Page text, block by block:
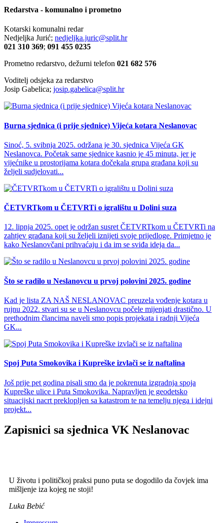
Redarstva - komunalno i prometno
Kotarski komunalni redar
Nedjeljka Jurić; nedjeljka.juric@split.hr
021 310 369; 091 455 0235
Prometno redarstvo, dežurni telefon 021 682 576
Voditelj odsjeka za redarstvo
Josip Gabelica; josip.gabelica@split.hr
Burna sjednica (i prije sjednice) Vijeća kotara Neslanovac
Sinoć, 5. svibnja 2025. održana je 30. sjednica Vijeća GK
Neslanovca. Početak same sjednice kasnio je 45 minuta, jer je
vijećnike u prostorijama kotara dočekala grupa građana koji su
željeli sudjelovati...
ČETVRTkom u ČETVRTi o igralištu u Dolini suza
12. lipnja 2025. opet je održan susret ČETVRTkom u ČETVRTi na
zahtjev građana koji su željeli iznijeti svoje prijedloge. Primjetno je
kako Neslanovčani prihvaćaju i da im se sviđa ideja da...
Što se radilo u Neslanovcu u prvoj polovini 2025. godine
Kad je lista ZA NAŠ NESLANOVAC preuzela vođenje kotara u
rujnu 2022. stvari su se u Neslanovcu počele mijenjati drastično. U
prethodnim člancima naveli smo popis projekata i radnji Vijeća
GK...
Spoj Puta Smokovika i Kupreške izvlači se iz naftalina
Još prije pet godina pisali smo da je pokrenuta izgradnja spoja
Kupreške ulice i Puta Smokovika. Napravljen je geodetsko
situacijski nacrt preklopljen sa katastrom te na temelju njega i idejni
projekt...
Zapisnici sa sjednica VK Neslanovac
U životu i političkoj praksi puno puta se dogodilo da čovjek ima
mišljenje iza kojeg ne stoji!
Luka Bebić